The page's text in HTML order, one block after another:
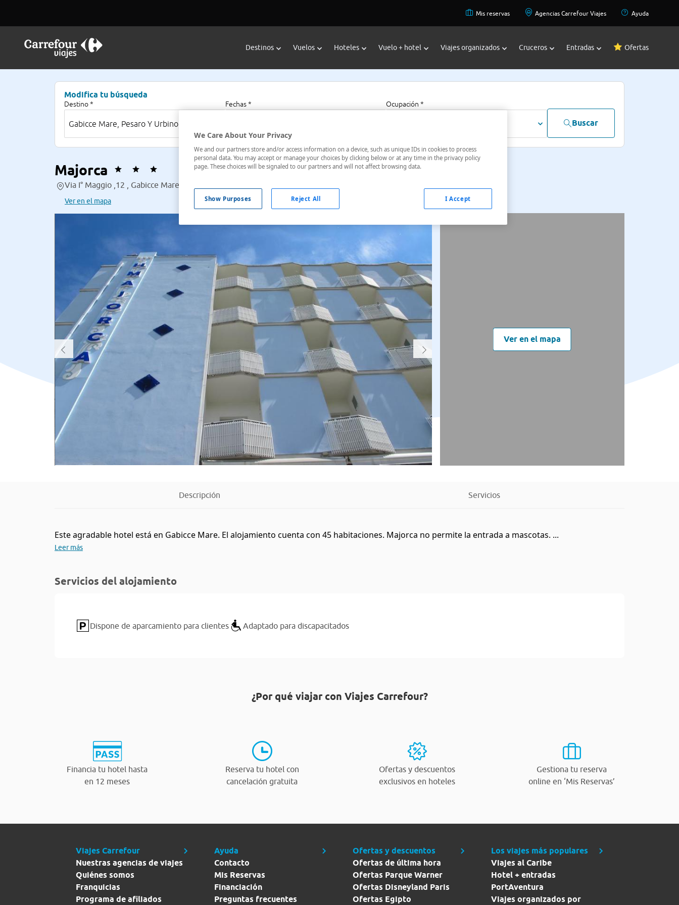
Mis reservas Agencias Carrefour Viajes Ayuda
Destinos Vuelos Hoteles Vuelo + hotel Viajes organizados Cruceros Entradas Ofertas
Modifica tu búsqueda
Destino * Fechas * Ocupación *
Buscar
Majorca
Via I° Maggio ,12 , Gabicce Mare, Pesaro Y Urbino, Italia
Ver en el mapa
Ver en el mapa
Descripción Servicios
Este agradable hotel está en Gabicce Mare. El alojamiento cuenta con 45 habitaciones. Majorca no permite la entrada a mascotas. ...
Leer más
Servicios del alojamiento
Dispone de aparcamiento para clientes Adaptado para discapacitados
¿Por qué viajar con Viajes Carrefour?
Financia tu hotel hasta
en 12 meses
Reserva tu hotel con
cancelación gratuita
Ofertas y descuentos
exclusivos en hoteles
Gestiona tu reserva
online en ‘Mis Reservas’
Viajes Carrefour
Nuestras agencias de viajes
Quiénes somos
Franquicias
Programa de afiliados
Ayuda
Contacto
Mis Reservas
Financiación
Preguntas frecuentes
Ofertas y descuentos
Ofertas de última hora
Ofertas Parque Warner
Ofertas Disneyland Paris
Ofertas Egipto
Los viajes más populares
Viajes al Caribe
Hotel + entradas
PortAventura
Viajes organizados por
We Care About Your Privacy
We and our partners store and/or access information on a device, such as unique IDs in cookies to process
personal data. You may accept or manage your choices by clicking below or at any time in the privacy policy
page. These choices will be signaled to our partners and will not affect browsing data.
Show Purposes Reject All I Accept